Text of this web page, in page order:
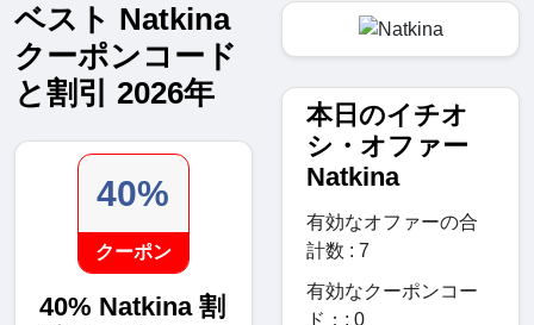
ベスト Natkina
クーポンコード
と割引 2026年
40%
クーポン
40% Natkina 割
本日のイチオ
シ・オファー
Natkina
有効なオファーの合
計数 : 7
有効なクーポンコー
ド：: 0